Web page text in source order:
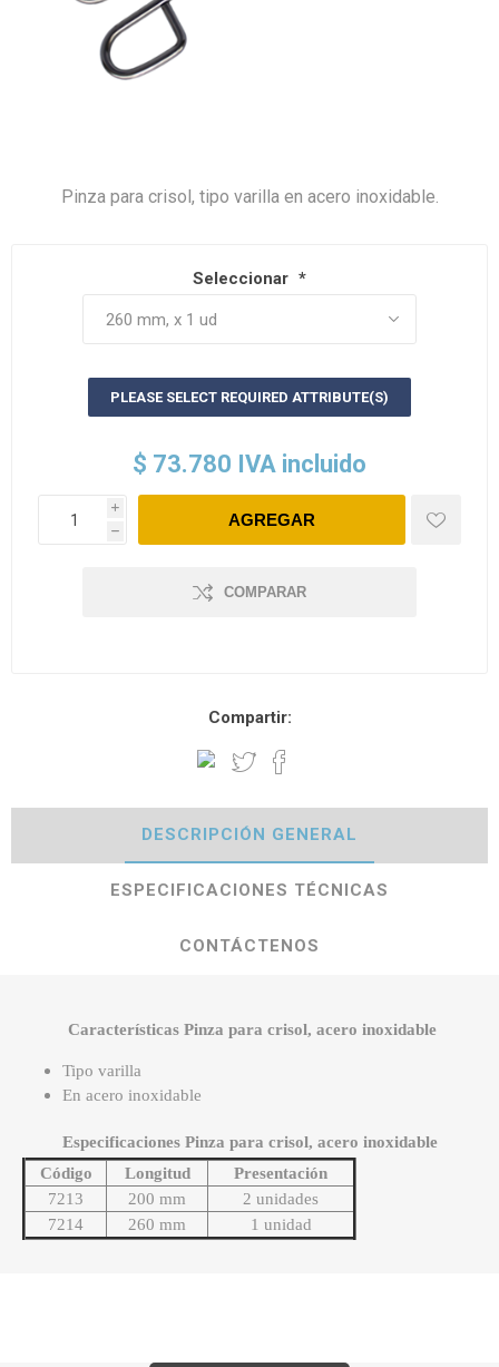
Pinza para crisol, tipo varilla en acero inoxidable.
Seleccionar *
PLEASE SELECT REQUIRED ATTRIBUTE(S)
$ 73.780 IVA incluido
i
h
COMPARAR
Compartir:
DESCRIPCIÓN GENERAL
ESPECIFICACIONES TÉCNICAS
CONTÁCTENOS
Características Pinza para crisol, acero inoxidable
Tipo varilla
En acero inoxidable
Especificaciones Pinza para crisol, acero inoxidable
Código
Longitud
Presentación
7213
200 mm
2 unidades
7214
260 mm 1 unidad